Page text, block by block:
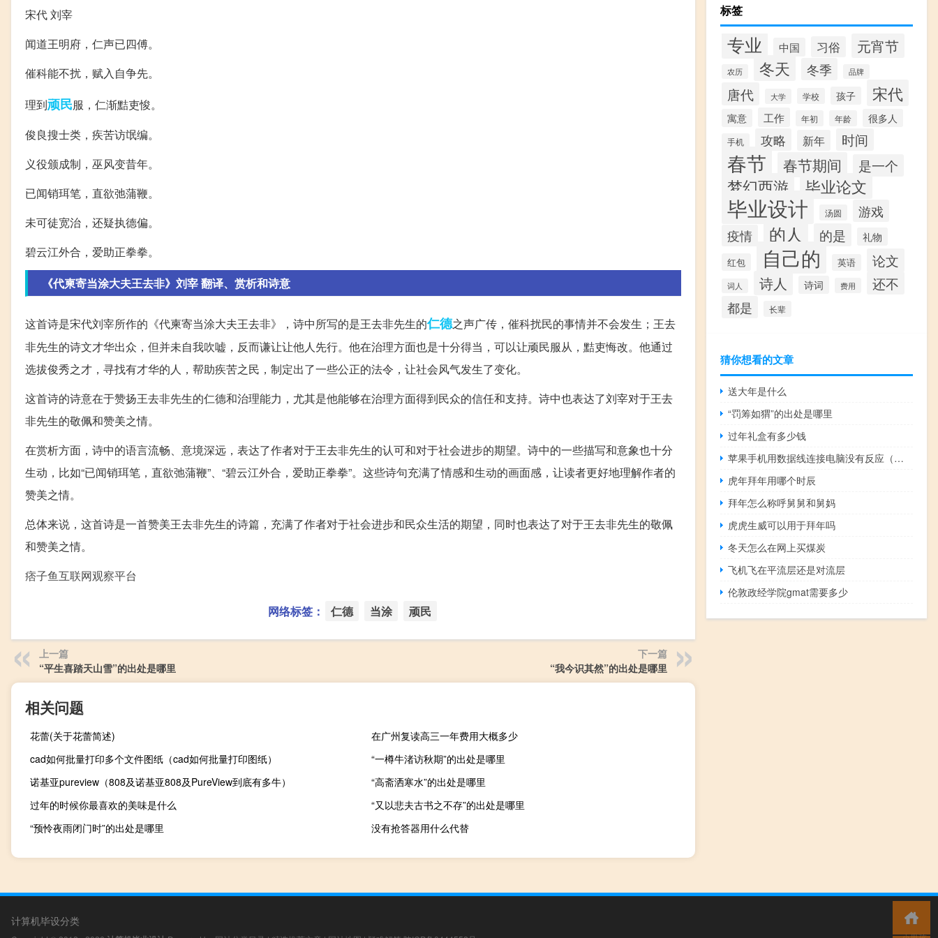
宋代 刘宰
闻道王明府，仁声已四傅。
催科能不扰，赋入自争先。
理到顽民服，仁渐黠吏悛。
俊良搜士类，疾苦访氓编。
义役颁成制，巫风变昔年。
已闻销珥笔，直欲弛蒲鞭。
未可徒宽治，还疑执德偏。
碧云江外合，爱助正拳拳。
《代柬寄当涂大夫王去非》刘宰 翻译、赏析和诗意
这首诗是宋代刘宰所作的《代柬寄当涂大夫王去非》，诗中所写的是王去非先生的仁德之声广传，催科扰民的事情并不会发生；王去
非先生的诗文才华出众，但并未自我吹嘘，反而谦让让他人先行。他在治理方面也是十分得当，可以让顽民服从，黠吏悔改。他通过
选拔俊秀之才，寻找有才华的人，帮助疾苦之民，制定出了一些公正的法令，让社会风气发生了变化。
这首诗的诗意在于赞扬王去非先生的仁德和治理能力，尤其是他能够在治理方面得到民众的信任和支持。诗中也表达了刘宰对于王去
非先生的敬佩和赞美之情。
在赏析方面，诗中的语言流畅、意境深远，表达了作者对于王去非先生的认可和对于社会进步的期望。诗中的一些描写和意象也十分
生动，比如“已闻销珥笔，直欲弛蒲鞭”、“碧云江外合，爱助正拳拳”。这些诗句充满了情感和生动的画面感，让读者更好地理解作者的
赞美之情。
总体来说，这首诗是一首赞美王去非先生的诗篇，充满了作者对于社会进步和民众生活的期望，同时也表达了对于王去非先生的敬佩
和赞美之情。
痞子鱼互联网观察平台
网络标签： 仁德 当涂 顽民
上一篇
“平生喜踏天山雪”的出处是哪里
下一篇
“我今识其然”的出处是哪里
相关问题
花蕾(关于花蕾简述)
在广州复读高三一年费用大概多少
cad如何批量打印多个文件图纸（cad如何批量打印图纸）
“一樽牛渚访秋期”的出处是哪里
诺基亚pureview（808及诺基亚808及PureView到底有多牛）
“高斋洒寒水”的出处是哪里
过年的时候你最喜欢的美味是什么
“又以悲夫古书之不存”的出处是哪里
“预怜夜雨闭门时”的出处是哪里
没有抢答器用什么代替
标签
专业 中国 习俗 元宵节
农历 冬天 冬季 品牌
唐代 大学 学校 孩子 宋代
寓意 工作 年初 年龄 很多人
手机 攻略 新年 时间
春节 春节期间 是一个
梦幻西游 毕业论文
毕业设计 汤圆 游戏
疫情 的人 的是 礼物
红包 自己的 英语 论文
词人 诗人 诗词 费用 还不
都是 长辈
猜你想看的文章
送大年是什么
“罚筹如猬”的出处是哪里
过年礼盒有多少钱
苹果手机用数据线连接电脑没有反应（苹果手机数据线连接电脑没反应怎么办）
虎年拜年用哪个时辰
拜年怎么称呼舅舅和舅妈
虎虎生威可以用于拜年吗
冬天怎么在网上买煤炭
飞机飞在平流层还是对流层
伦敦政经学院gmat需要多少
计算机毕设分类